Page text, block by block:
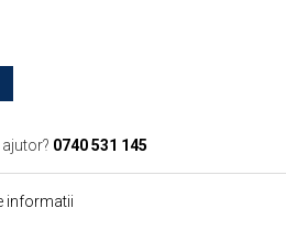
0740 531 145
informatii